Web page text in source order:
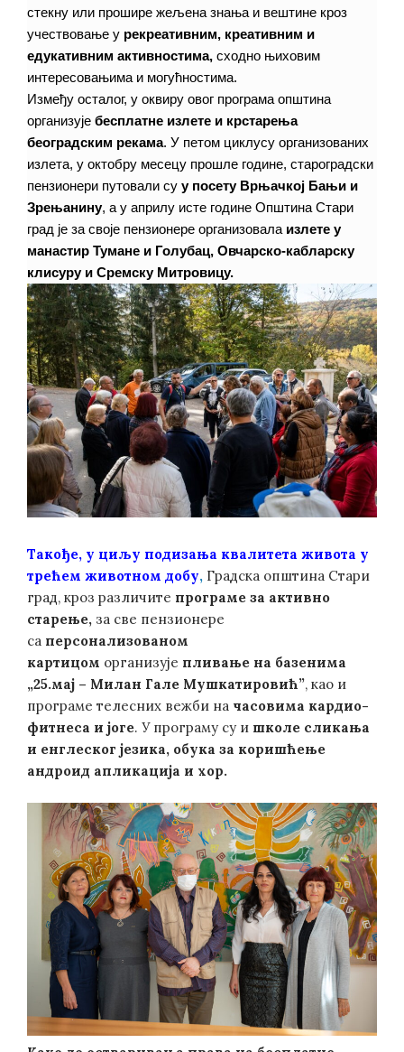
стекну или прошире жељена знања и вештине кроз
учествовање у рекреативним, креативним и
едукативним активностима, сходно њиховим
интересовањима и могућностима.
Између осталог, у оквиру овог програма општина
организује бесплатне излете и крстарења
београдским рекама. У петом циклусу организованих
излета, у октобру месецу прошле године, староградски
пензионери путовали су у посету Врњачкој Бањи и
Зрењанину, а у априлу исте године Општина Стари
град је за своје пензионере организовала излете у
манастир Тумане и Голубац, Овчарско-кабларску
клисуру и Сремску Митровицу.
Такође, у циљу подизања квалитета живота у
трећем животном добу, Градска општина Стари
град, кроз различите програме за активно
старење, за све пензионере
са персонализованом
картицом организује пливање на базенима
„25.мај – Милан Гале Мушкатировић”, као и
програме телесних вежби на часовима кардио-
фитнеса и јоге. У програму су и школе сликања
и енглеског језика, обука за коришћење
андроид апликација и хор.